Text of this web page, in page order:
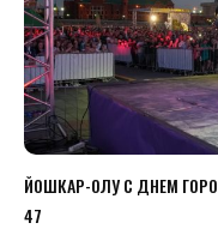
ЙОШКАР-ОЛУ С ДНЕМ
47